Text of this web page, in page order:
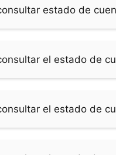
estado de
el estado de
el estado de